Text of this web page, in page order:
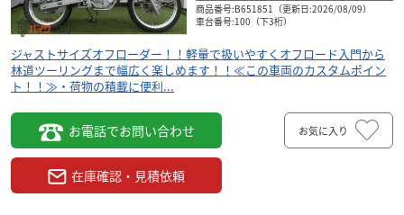
商品番号:B651851（更新日:2026/08/09）
車台番号:100（下3桁）
ジャストサイズオフローダー！！軽量で扱いやすくオフロード入門から
林道ツーリングまで幅広く楽しめます！！≪この車両のカスタムポイン
ト！！≫・荷物の積載に便利...
お電話でお問い合わせ
在庫確認・見積依頼
お気に入り